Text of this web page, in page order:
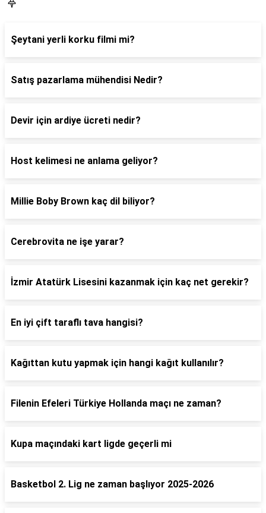
Şeytani yerli korku filmi mi?
Satış pazarlama mühendisi Nedir?
Devir için ardiye ücreti nedir?
Host kelimesi ne anlama geliyor?
Millie Boby Brown kaç dil biliyor?
Cerebrovita ne işe yarar?
İzmir Atatürk Lisesini kazanmak için kaç net gerekir?
En iyi çift taraflı tava hangisi?
Kağıttan kutu yapmak için hangi kağıt kullanılır?
Filenin Efeleri Türkiye Hollanda maçı ne zaman?
Kupa maçındaki kart ligde geçerli mi
Basketbol 2. Lig ne zaman başlıyor 2025-2026